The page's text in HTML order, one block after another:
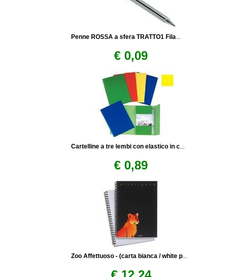
Penne ROSSA a sfera TRATTO1 Fila...
€ 0,09
Cartelline a tre lembi con elastico in c...
€ 0,89
Zoo Affettuoso - (carta bianca / white p...